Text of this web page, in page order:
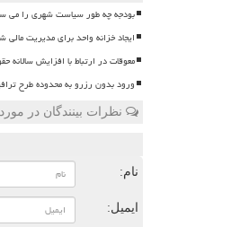
بودجه چه طور سیاست شهری را می
ایجاد خزانه واحد برای مدیریت
معوقات در ارتباط با افزایش
ورود بدون رزرو به محدوده طرح
نظرات بینندگان در
نام:
ایمیل: